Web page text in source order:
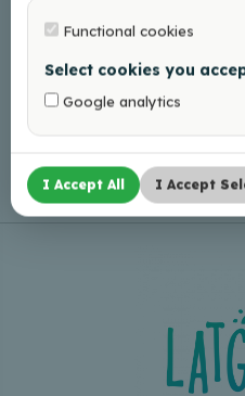
Functional cookies
Select cookies you
Google analytics
I Accept All I Accept